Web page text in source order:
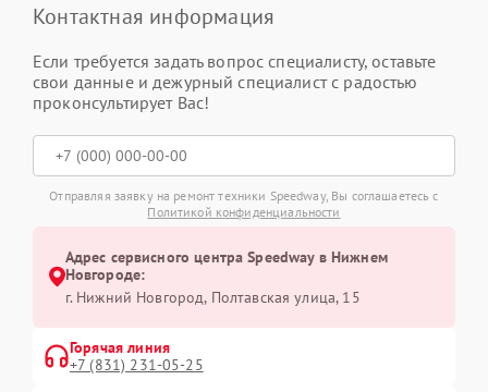
Контактная информация
Если требуется задать вопрос специалисту, оставьте
свои данные и дежурный специалист с радостью
проконсультирует Вас!
Отправляя заявку на ремонт техники Speedway, Вы соглашаетесь с
Политикой конфиденциальности
Адрес сервисного центра Speedway в Нижнем
Новгороде:
г. Нижний Новгород, Полтавская улица, 15
Горячая линия
+7 (831) 231-05-25